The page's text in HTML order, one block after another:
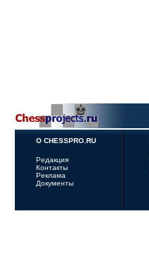
О CHESSPRO.RU
Редакция
Контакты
Реклама
Документы